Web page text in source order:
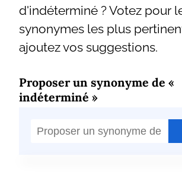
d'indéterminé ? Votez pour
synonymes les plus
ajoutez vos suggestions.
Proposer un synonyme de «
indéterminé »